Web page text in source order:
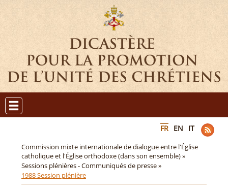
FR EN IT
Commission mixte internationale de dialogue entre l'Église
catholique et l'Église orthodoxe (dans son ensemble) »
Sessions plénières - Communiqués de presse »
1988 Session plénière